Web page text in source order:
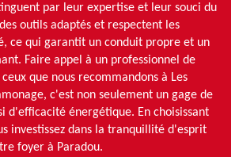
par leur expertise et leur souci du
outils adaptés et respectent les
ce qui garantit un conduit propre et un
Faire appel à un professionnel de
que nous recommandons à Les
c'est non seulement un gage de
d'efficacité énergétique. En choisissant
investissez dans la tranquillité d'esprit
foyer à Paradou.